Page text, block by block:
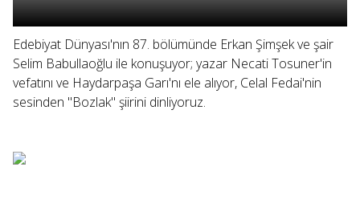
Edebiyat Dünyası'nın 87. bölümünde Erkan Şimşek ve şair
Selim Babullaoğlu ile konuşuyor; yazar Necati Tosuner'in
vefatını ve Haydarpaşa Garı'nı ele alıyor, Celal Fedai'nin
sesinden "Bozlak" şiirini dinliyoruz.